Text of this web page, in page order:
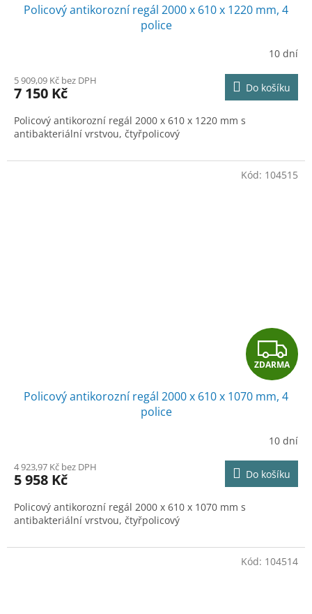
A
R
M
A
Policový antikorozní regál 2000 x 610 x 1220 mm, 4
police
10 dní
5 909,09 Kč bez DPH
7 150 Kč Do košíku
Policový antikorozní regál 2000 x 610 x 1220 mm s
antibakteriální vrstvou, čtyřpolicový
Z
D
A
R
M
A
ZDARMA
Policový antikorozní regál 2000 x 610 x 1070 mm, 4
police
10 dní
4 923,97 Kč bez DPH
5 958 Kč Do košíku
Policový antikorozní regál 2000 x 610 x 1070 mm s
antibakteriální vrstvou, čtyřpolicový
Kód: 104515
Kód: 104514